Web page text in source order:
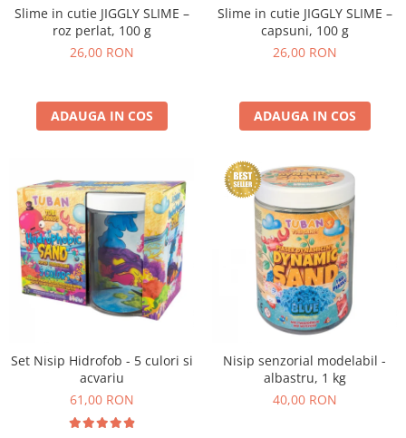
Slime in cutie JIGGLY SLIME –
roz perlat, 100 g
26,00 RON
ADAUGA IN COS
Slime in cutie JIGGLY SLIME –
capsuni, 100 g
26,00 RON
ADAUGA IN COS
Set Nisip Hidrofob - 5 culori si
acvariu
61,00 RON
Nisip senzorial modelabil -
albastru, 1 kg
40,00 RON